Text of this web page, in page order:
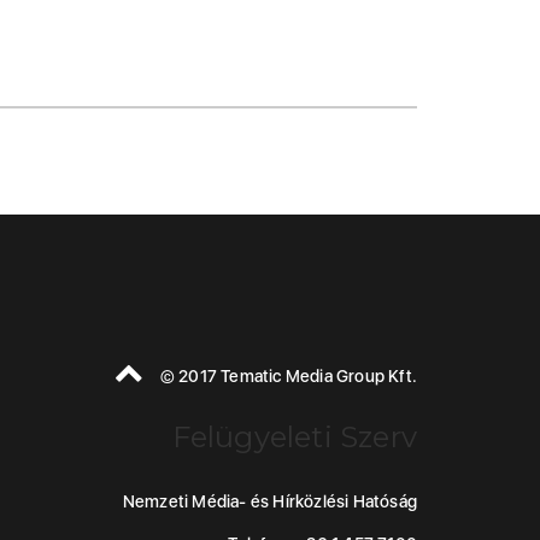
© 2017 Tematic Media Group Kft.
Felügyeleti Szerv
Nemzeti Média- és Hírközlési Hatóság